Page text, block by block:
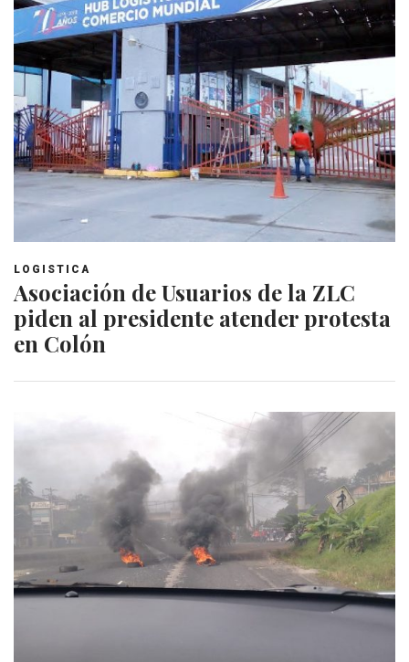
LOGISTICA
Asociación de Usuarios de la ZLC
piden al presidente atender protesta
en Colón